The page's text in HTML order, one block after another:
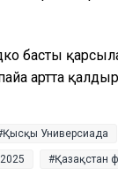
басты
артта
Қысқы Универсиада
Қазақстан